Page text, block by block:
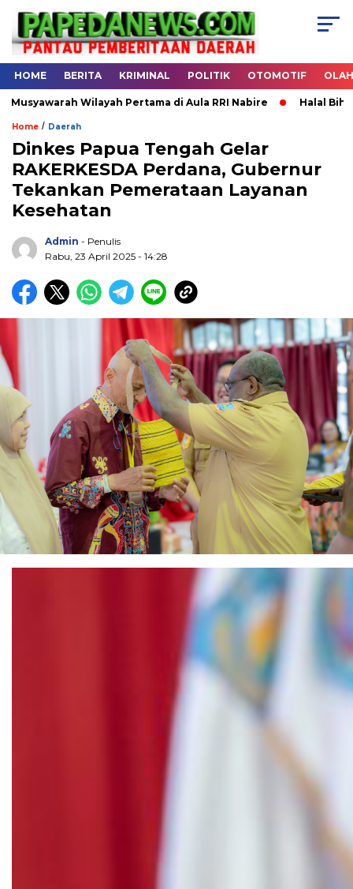
HOME BERITA KRIMINAL POLITIK OTOMOTIF
Wilayah Pertama di Aula RRI Nabire Halal Bihalal DPW
Home / Daerah
Dinkes Papua Tengah Gelar
RAKERKESDA Perdana, Gubernur
Tekankan Pemerataan Layanan
Kesehatan
Admin - Penulis
Rabu, 23 April 2025 - 14:28
.